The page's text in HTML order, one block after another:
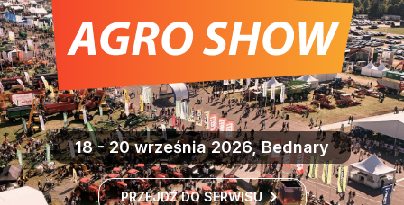
18 - 20 września 2026, Bednary
PRZEJDŹ DO SERWISU